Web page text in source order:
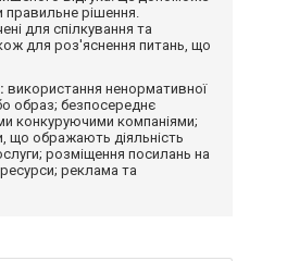
правильне рішення.
для спілкування та
для роз'яснення питань, що
використання ненормативної
образ; безпосереднє
конкуруючими компаніями;
що ображають діяльність
розміщення посилань на
реклама та